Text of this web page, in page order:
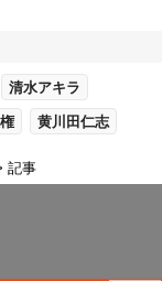
清水アキラ
黄川田仁志
記事